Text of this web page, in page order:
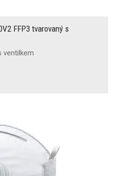
FFP3 tvarovaný s
ventilkem